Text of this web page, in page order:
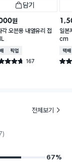
담기
원
각 오븐용 내열유리 접
배송매장픽업
4.7점 167
건 작성
일본
cm
택배
별점
전체보기
67%